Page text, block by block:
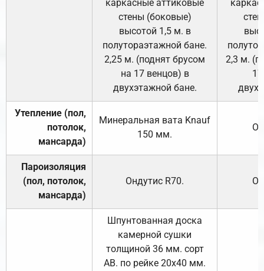
каркасные аттиковые
стены (боковые)
высотой 1,5 м. в
полутораэтажной бане.
2,25 м. (поднят брусом
на 17 венцов) в
двухэтажной бане.
2,3 м.
Утепление (пол,
потолок,
мансарда)
Минеральная вата Knauf
150 мм.
Пароизоляция
(пол, потолок,
мансарда)
Ондутис R70.
Шпунтованная доска
камерной сушки
толщиной 36 мм. сорт
АВ. по рейке 20х40 мм.